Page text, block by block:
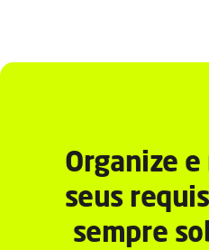
Organize
seus
sempre